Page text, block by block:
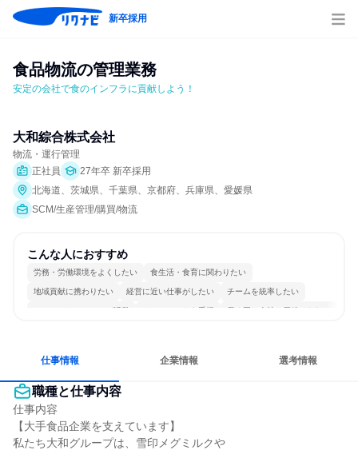
新卒採用
食品物流の管理業務
安定の会社で食のインフラに貢献しよう！
大和綜合株式会社
物流・運行管理
正社員
27年卒 新卒採用
北海道、茨城県、千葉県、京都府、兵庫県、愛媛県
SCM/生産管理/購買/物流
こんな人におすすめ
労務・労働環境をよくしたい 食生活・食育に関わりたい
地域貢献に携わりたい 経営に近い仕事がしたい チームを統率したい
コミュニケーションが活発 チームワークを重視 長く同じ会社に居続けられる
仕事情報 企業情報 選考情報
職種と仕事内容
仕事内容
【大手食品企業を支えています】
私たち大和グループは、雪印メグミルクや